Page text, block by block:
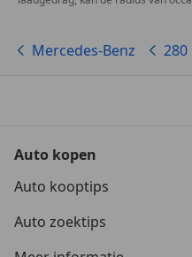
Mercedes-Benz 280
Auto kopen
Auto kooptips
Auto zoektips